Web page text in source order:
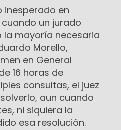
inesperado en
un jurado
la mayoría necesaria
Morello,
en General
16 horas de
consultas, el juez
aun cuando
ni siquiera la
esa resolución.